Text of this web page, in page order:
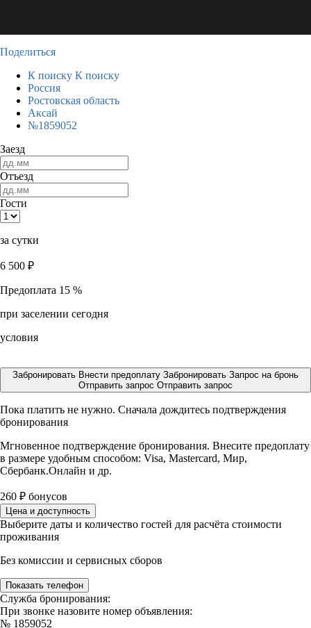
Поделиться
К поиску К поиску
Россия
Ростовская область
Аксай
№1859052
Заезд
Отъезд
Гости
за сутки
6 500 ₽
Предоплата 15 %
при заселении сегодня
условия
Забронировать Внести предоплату Забронировать Запрос на бронь
Отправить запрос Отправить запрос
Пока платить не нужно. Сначала дождитесь подтверждения
бронирования
Мгновенное подтверждение бронирования. Внесите предоплату
в размере удобным способом: Visa, Mastercard, Мир,
Сбербанк.Онлайн и др.
260 ₽ бонусов
Цена и доступность
Выберите даты и количество гостей для расчёта стоимости
проживания
Без комиссии и сервисных сборов
Показать телефон
Служба бронирования:
При звонке назовите номер объявления:
№ 1859052